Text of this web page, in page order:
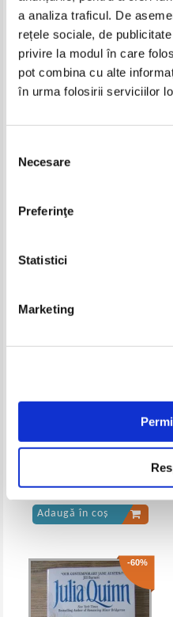
a analiza traficul. De
rețele sociale, de
privire la modul în care
pot combina cu alte
în urma folosirii serviciilor
consimțământului
Necesare
Preferinţe
Statistici
Marketing
singuratate
-60%
cat.Cuddling up to biotech's
Adaugă în coș
-60%